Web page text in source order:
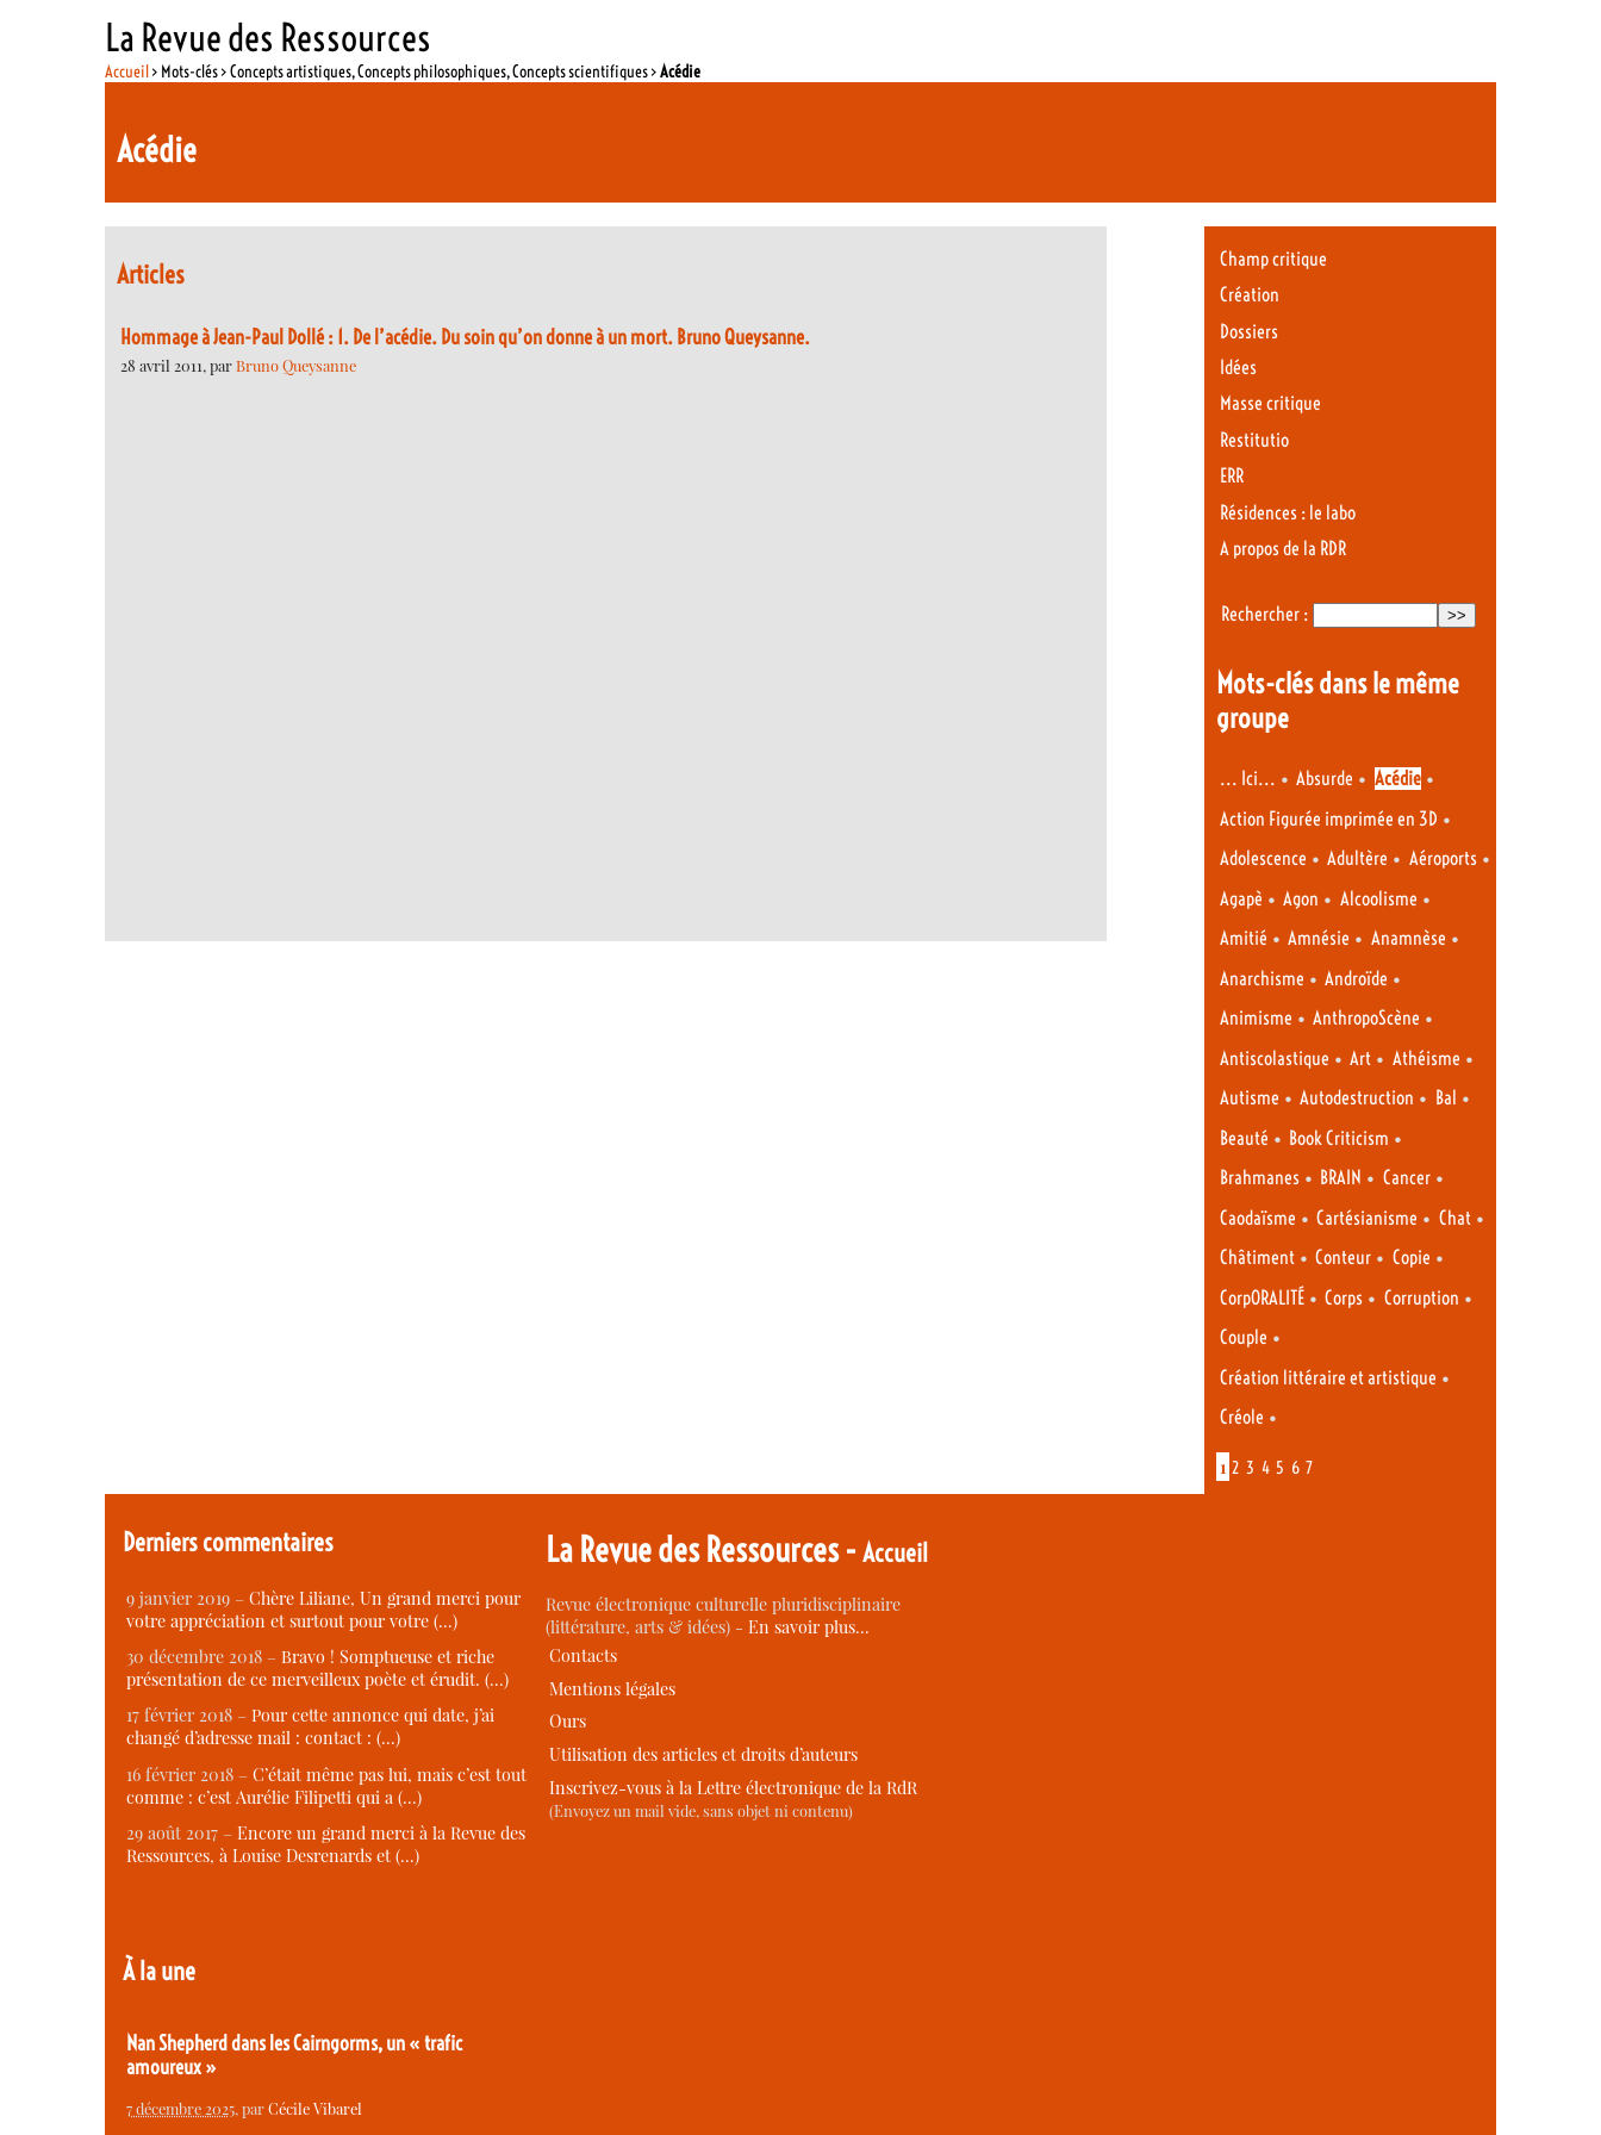
La Revue des Ressources
Accueil> Mots-clés > Concepts artistiques, Concepts philosophiques, Concepts scientifiques >Acédie
Acédie
Articles
Hommage à Jean-Paul Dollé : 1. De l’acédie. Du soin qu’on donne à un mort. Bruno Queysanne.
28 avril 2011, parBruno Queysanne
Champ critique
Création
Dossiers
Idées
Masse critique
Restitutio
ERR
Résidences : le labo
A propos de la RDR
Rechercher :
Mots-clés dans le même
groupe
... Ici... • Absurde • Acédie•
Action Figurée imprimée en 3D •
Adolescence • Adultère • Aéroports•
Agapè • Agon • Alcoolisme •
Amitié • Amnésie • Anamnèse •
Anarchisme • Androïde •
Animisme • AnthropoScène •
Antiscolastique • Art • Athéisme •
Autisme • Autodestruction • Bal •
Beauté • Book Criticism •
Brahmanes • BRAIN • Cancer•
Caodaïsme • Cartésianisme • Chat•
Châtiment • Conteur • Copie •
CorpORALITÉ • Corps • Corruption •
Couple •
Création littéraire et artistique •
Créole •
1 2 3 4 5 6 7
Derniers commentaires
9 janvier 2019 – Chère Liliane, Un grand merci pour
votre appréciation et surtout pour votre (…)
30 décembre 2018 – Bravo ! Somptueuse et riche
présentation de ce merveilleux poète et érudit. (…)
17 février 2018 – Pour cette annonce qui date, j’ai
changé d’adresse mail : contact : (…)
16 février 2018 – C’était même pas lui, mais c’est tout
comme : c’est Aurélie Filipetti qui a (…)
29 août 2017 – Encore un grand merci à la Revue des
Ressources, à Louise Desrenards et (…)
À la une
Nan Shepherd dans les Cairngorms, un « trafic
amoureux »
7 décembre 2025, parCécile Vibarel
La Revue des Ressources -Accueil
Revue électronique culturelle pluridisciplinaire
(littérature, arts & idées) -En savoir plus…
Contacts
Mentions légales
Ours
Utilisation des articles et droits d’auteurs
Inscrivez-vous à la Lettre électronique de la RdR
(Envoyez un mail vide, sans objet ni contenu)